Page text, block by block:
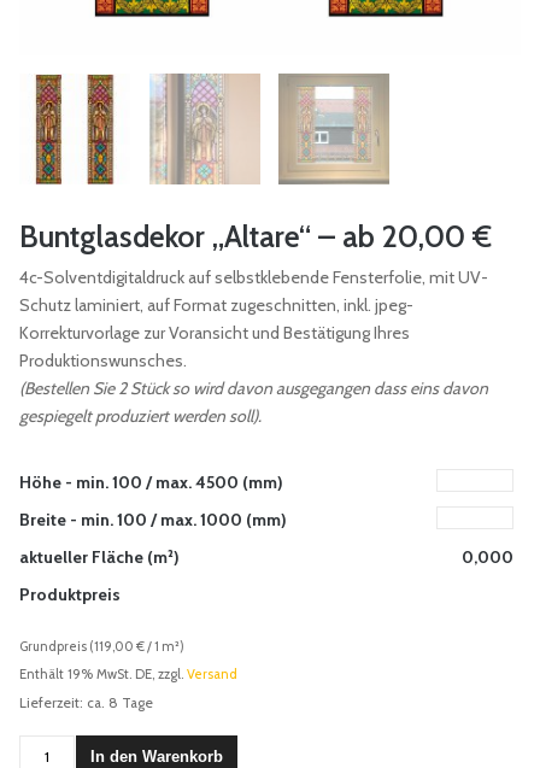
Buntglasdekor „Altare“ – ab 20,00 €
4c-Solventdigitaldruck auf selbstklebende Fensterfolie, mit UV-
Schutz laminiert, auf Format zugeschnitten, inkl. jpeg-
Korrekturvorlage zur Voransicht und Bestätigung Ihres
Produktionswunsches.
(Bestellen Sie 2 Stück so wird davon ausgegangen dass eins davon
gespiegelt produziert werden soll).
Höhe - min. 100 / max. 4500 (mm)
Breite - min. 100 / max. 1000 (mm)
aktueller Fläche (m²)
0,000
Produktpreis
Grundpreis (119,00 €/ 1 m²)
Enthält 19% MwSt. DE, zzgl. Versand
Lieferzeit: ca. 8 Tage
BuntglasdekorIn den Warenkorb